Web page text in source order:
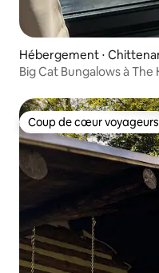
Hébergement ⋅
Big Cat Bungalows à The
Coup de cœur voyageurs
Coup de cœur voyageurs